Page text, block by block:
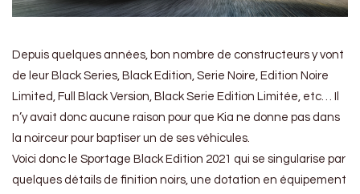
Depuis quelques années, bon nombre de constructeurs y vont
de leur Black Series, Black Edition, Serie Noire, Edition Noire
Limited, Full Black Version, Black Serie Edition Limitée, etc… Il
n’y avait donc aucune raison pour que Kia ne donne pas dans
la noirceur pour baptiser un de ses véhicules.
Voici donc le Sportage Black Edition 2021 qui se singularise par
quelques détails de finition noirs, une dotation en équipement